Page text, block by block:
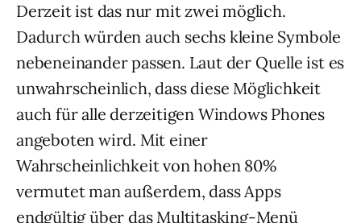
Derzeit ist das nur mit zwei möglich.
Dadurch würden auch sechs kleine Symbole
nebeneinander passen. Laut der Quelle ist es
unwahrscheinlich, dass diese Möglichkeit
auch für alle derzeitigen Windows Phones
angeboten wird. Mit einer
Wahrscheinlichkeit von hohen 80%
vermutet man außerdem, dass Apps
endgültig über das Multitasking-Menü